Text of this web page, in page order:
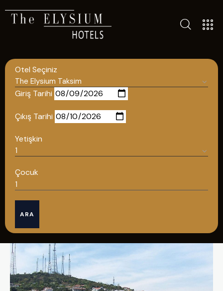
Otel Seçiniz
Giriş Tarihi
Çıkış Tarihi
Yetişkin
Çocuk
ARA
ALL HOTELS
POLICIES
TÜRKÇE
English